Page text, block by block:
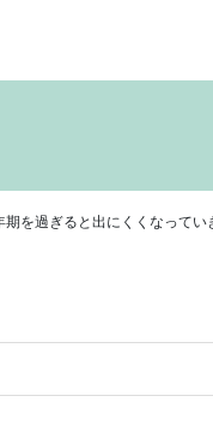
ニキビクリア ニキ
ーター治療
ニキビ
脂肪
期を過ぎると出にくくなってい